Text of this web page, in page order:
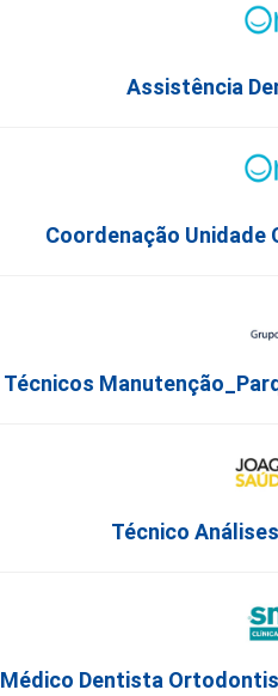
Assistência
Coordenação Unidade
Técnicos
Técnico
Médico Dentista